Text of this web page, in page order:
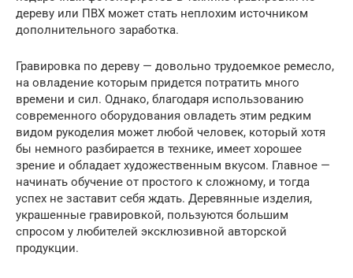
дереву или ПВХ может стать неплохим источником
дополнительного заработка.
Гравировка по дереву — довольно трудоемкое ремесло,
на овладение которым придется потратить много
времени и сил. Однако, благодаря использованию
современного оборудования овладеть этим редким
видом рукоделия может любой человек, который хотя
бы немного разбирается в технике, имеет хорошее
зрение и обладает художественным вкусом. Главное —
начинать обучение от простого к сложному, и тогда
успех не заставит себя ждать. Деревянные изделия,
украшенные гравировкой, пользуются большим
спросом у любителей эксклюзивной авторской
продукции.